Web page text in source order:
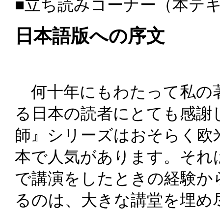
■立ち読みコーナー（本テ
日本語版への序文
何十年にもわたって私の
る日本の読者にとても感
師』シリーズはおそらく
本で人気があります。そ
で講演をしたときの経験
るのは、大きな講堂を埋